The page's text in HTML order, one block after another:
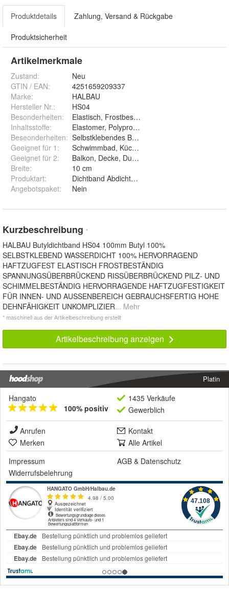
Produktdetails Zahlung, Versand & Rückgabe
Produktsicherheit
Artikelmerkmale
Zustand:
Neu
GTIN / EAN:
4251659209337
Marke:
HALBAU
Hersteller Nr.:
HS04
Besonderheiten:
Elastisch, Frostbeständig, Dickbeschichtung
Inhaltsstoffe:
Elastomer, Polypropylen-Vlies, Butyl
Beseonderheiten: Selbstklebendes Butylstreifen hat Breite 18mm
Geeignet für 1 :
Schwimmbad, Küche, Treppen, Wand,
Geeignet für 2:
Balkon, Decke, Dusche, Flachdach, Keller,
Breite:
10 cm
Produktart:
Dichtband Abdichtung Flüssigfolie
Angebotspaket: Nein
Kurzbeschreibung *
HALBAU Butyldichtband HS04 100mm Butyl 100%
SELBSTKLEBEND WASSERDICHT 100% HERVORRAGEND
HAFTZUGFEST ELASTISCH FROSTBESTÄNDIG
SPANNUNGSÜBERBRÜCKEND RISSÜBERBRÜCKEND PILZ- UND
SCHIMMELBESTÄNDIG HERVORRAGENDE HAFTZUGFESTIGKEIT
FÜR INNEN- UND AUSSENBEREICH GEBRAUCHSFERTIG HOHE
DEHNFÄHIGKEIT UNKOMPLIZIER... Mehr
* maschinell aus der Artikelbeschreibung erstellt
Artikelbeschreibung anzeigen
Platin
Hangato
100% positiv
1435 Verkäufe
Gewerblich
Anrufen
Kontakt
Merken
Alle Artikel
Impressum
AGB & Datenschutz
Widerrufsbelehrung